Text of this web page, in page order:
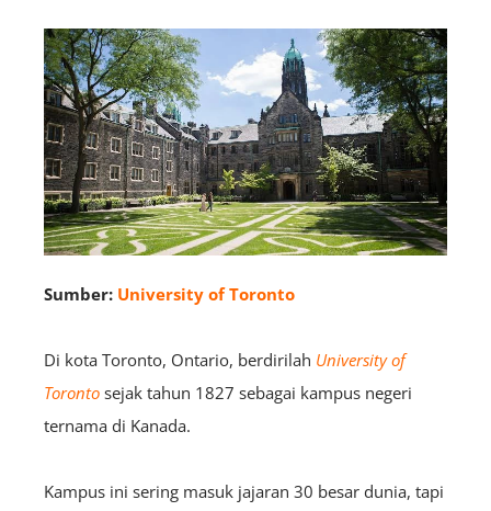
Sumber: University of Toronto
Di kota Toronto, Ontario, berdirilah University of
Toronto sejak tahun 1827 sebagai kampus negeri
ternama di Kanada.
Kampus ini sering masuk jajaran 30 besar dunia, tapi